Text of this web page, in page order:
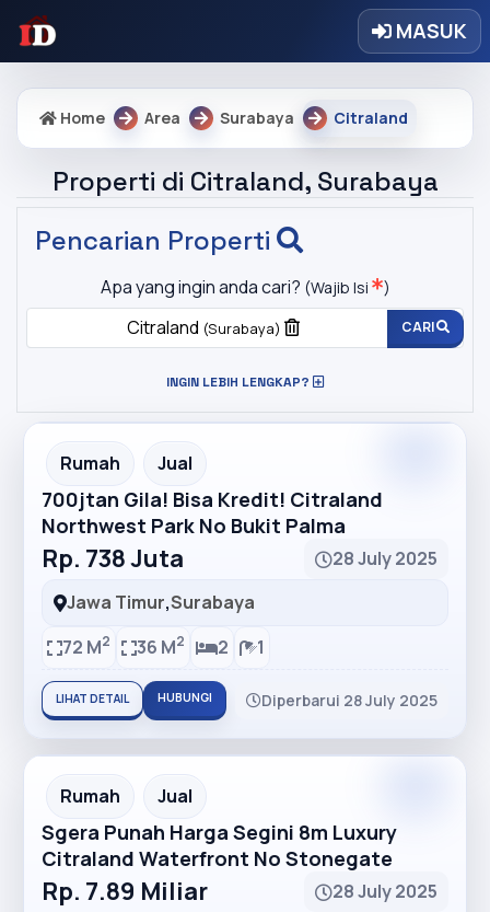
MASUK
Home Area Surabaya Citraland
Properti di Citraland, Surabaya
Pencarian Properti
Apa yang ingin anda cari? (Wajib Isi )
Citraland (Surabaya) CARI
INGIN LEBIH LENGKAP?
Recommended
Rumah Jual
700jtan Gila! Bisa Kredit! Citraland
Northwest Park No Bukit Palma
Rp. 738 Juta
28 July 2025
Jawa Timur,Surabaya
72 M2 36 M2 2 1
LIHAT DETAIL HUBUNGI Diperbarui 28 July 2025
Recommended
Rumah Jual
Sgera Punah Harga Segini 8m Luxury
Citraland Waterfront No Stonegate
Rp. 7.89 Miliar
28 July 2025